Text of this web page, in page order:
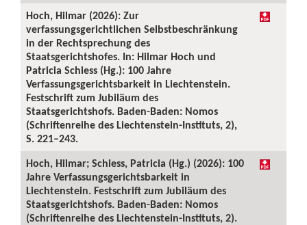
Hoch, Hilmar (2026): Zur
verfassungsgerichtlichen Selbstbeschränkung
in der Rechtsprechung des
Staatsgerichtshofes. In: Hilmar Hoch und
Patricia Schiess (Hg.): 100 Jahre
Verfassungsgerichtsbarkeit in Liechtenstein.
Festschrift zum Jubiläum des
Staatsgerichtshofs. Baden-Baden: Nomos
(Schriftenreihe des Liechtenstein-Instituts, 2),
S. 221–243.
Hoch, Hilmar; Schiess, Patricia (Hg.) (2026): 100
Jahre Verfassungsgerichtsbarkeit in
Liechtenstein. Festschrift zum Jubiläum des
Staatsgerichtshofs. Baden-Baden: Nomos
(Schriftenreihe des Liechtenstein-Instituts, 2).